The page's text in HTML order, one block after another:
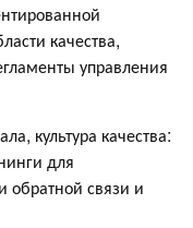
качества,
управления
культура качества:
для
обратной связи и